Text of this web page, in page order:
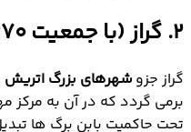
2. گراز (با جمعیت ۲۷۰ هزار نفری)
گراز جزو شهرهای بزرگ اتریش
برمی گردد که در آن به مرکز
تحت حاکمیت بابن برگ ها